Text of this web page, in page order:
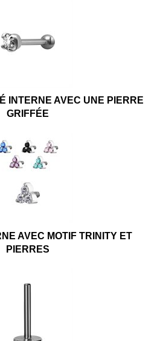
INTERNE AVEC UNE PIERRE
GRIFFÉE
AVEC MOTIF TRINITY ET
PIERRES